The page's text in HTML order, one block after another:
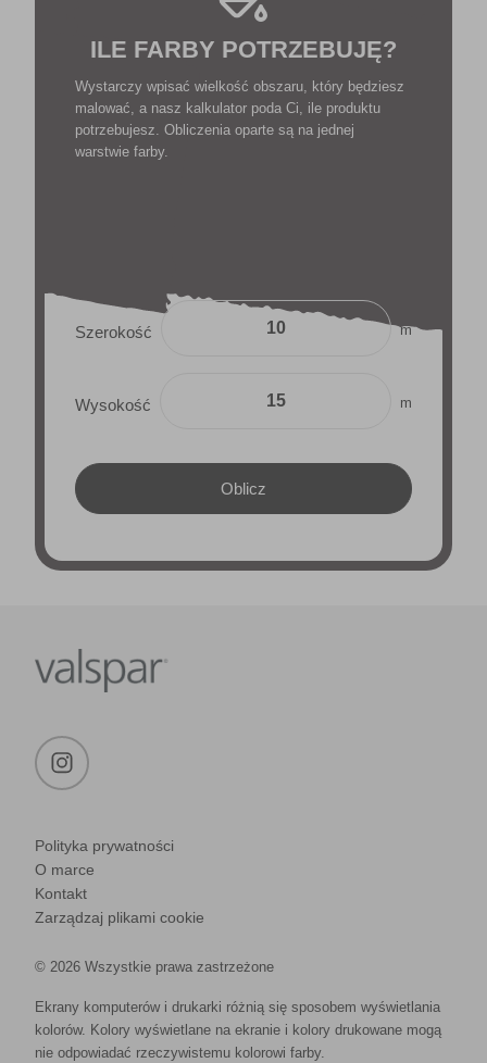
ILE FARBY POTRZEBUJĘ?
Wystarczy wpisać wielkość obszaru, który będziesz
malować, a nasz kalkulator poda Ci, ile produktu
potrzebujesz. Obliczenia oparte są na jednej
warstwie farby.
Szerokość m
Wysokość m
Polityka prywatności
O marce
Kontakt
Zarządzaj plikami cookie
© 2026 Wszystkie prawa zastrzeżone
Ekrany komputerów i drukarki różnią się sposobem wyświetlania
kolorów. Kolory wyświetlane na ekranie i kolory drukowane mogą
nie odpowiadać rzeczywistemu kolorowi farby.